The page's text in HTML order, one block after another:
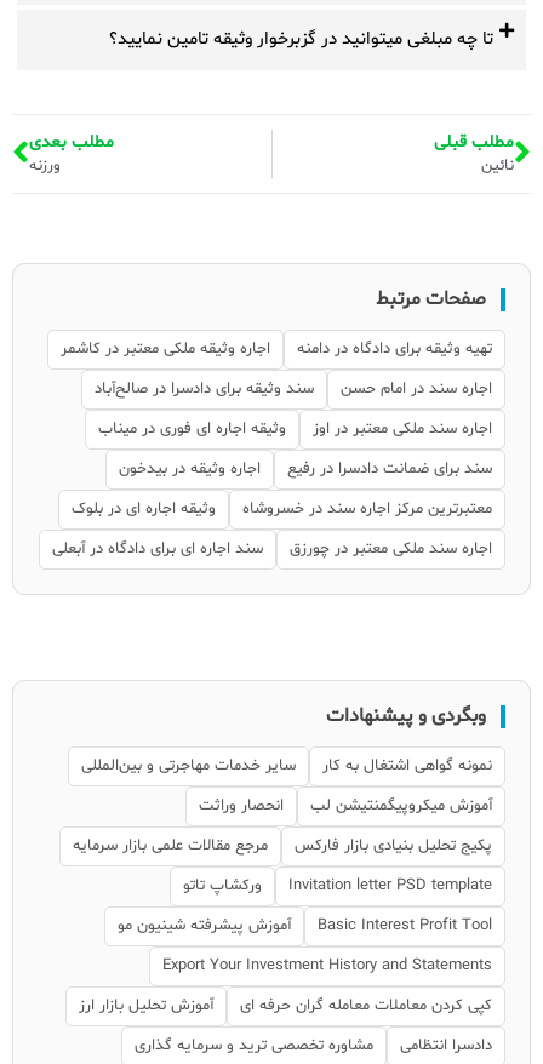
تا چه مبلغی میتوانید در گزبرخوار وثیقه تامین نمایید؟
مطلب قبلی
نائین
مطلب بعدی
ورزنه
صفحات مرتبط
تهیه وثیقه برای دادگاه در دامنه
اجاره وثیقه ملکی معتبر در کاشمر
اجاره سند در امام حسن
سند وثیقه برای دادسرا در صالح‌آباد
اجاره سند ملکی معتبر در اوز
وثیقه اجاره ای فوری در میناب
سند برای ضمانت دادسرا در رفیع
اجاره وثیقه در بیدخون
معتبرترین مرکز اجاره سند در خسروشاه
وثیقه اجاره ای در بلوک
اجاره سند ملکی معتبر در چورزق
سند اجاره ای برای دادگاه در آبعلی
وبگردی و پیشنهادات
نمونه گواهی اشتغال به کار
سایر خدمات مهاجرتی و بین‌المللی
آموزش میکروپیگمنتیشن لب
انحصار وراثت
پکیج تحلیل بنیادی بازار فارکس
مرجع مقالات علمی بازار سرمایه
Invitation letter PSD template
ورکشاپ تاتو
Basic Interest Profit Tool
آموزش پیشرفته شینیون مو
Export Your Investment History and Statements
کپی کردن معاملات معامله گران حرفه ای
آموزش تحلیل بازار ارز
دادسرا انتظامی
مشاوره تخصصی ترید و سرمایه گذاری